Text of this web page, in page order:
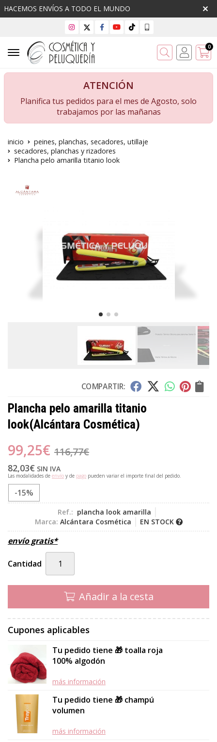
HACEMOS ENVÍOS A TODO EL MUNDO
Buscar 0
ATENCIÓN
Planifica tus pedidos para el mes de Agosto, solo
trabajamos por las mañanas
inicio
peines, planchas, secadores, utillaje
secadores, planchas y rizadores
Plancha pelo amarilla titanio look
COMPARTIR:
Plancha pelo amarilla titanio
look(Alcántara Cosmética)
99,25€ 116,77€
82,03€ SIN IVA
Las modalidades de envío y de pago pueden variar el importe final del pedido.
-15%
Ref.: plancha look amarilla
Marca: Alcántara Cosmética EN STOCK
envío gratis*
Cantidad
Añadir a la cesta
Cupones aplicables
Tu pedido tiene 🎁 toalla roja
100% algodón
más información
Tu pedido tiene 🎁 champú
volumen
más información